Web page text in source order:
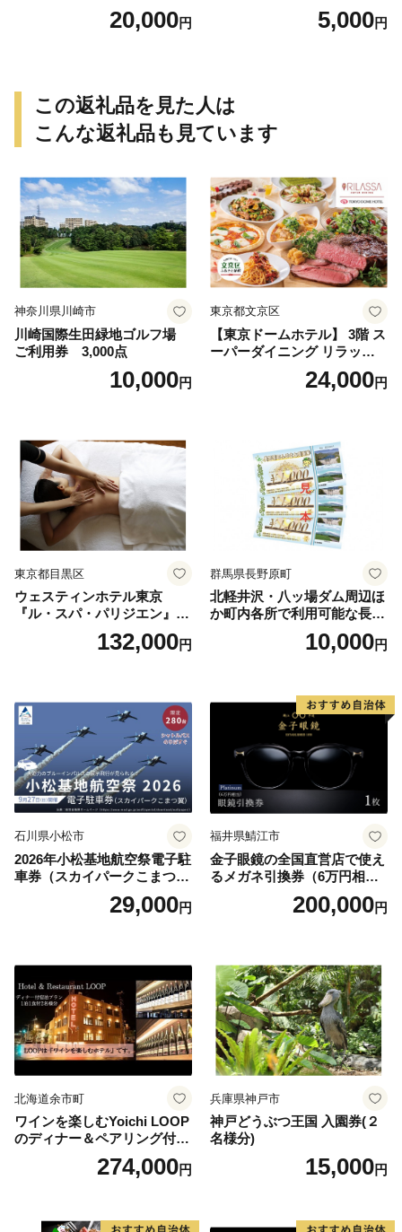
20,000円 5,000円
この返礼品を見た人は
こんな返礼品も見ています
神奈川県川崎市
川崎国際生田緑地ゴルフ場
ご利用券 3,000点
10,000円
東京都文京区
【東京ドームホテル】 3階 ス
ーパーダイニング リラッサ
ランチブッフェ お食事券 大
人1名様分 関東 東京 ご利用
24,000円
東京都目黒区
ウェスティンホテル東京
『ル・スパ・パリジエン』選
べるボディセラピー90分/1名
132,000円
群馬県長野原町
北軽井沢・八ッ場ダム周辺ほ
か町内各所で利用可能な長野
原町ふるさと感謝券（3,000
円分）【トラベル 観光 旅行
10,000円
石川県小松市
2026年小松基地航空祭電子駐
車券（スカイパークこまつ
翼） 駐車場 シャトルバスの
りばすぐ 石川県 小松市
29,000円
福井県鯖江市
金子眼鏡の全国直営店で使え
るメガネ引換券（6万円相
当） Platinum200,000円
北海道余市町
ワインを楽しむYoichi LOOP
のディナー＆ペアリング付宿
泊プラン＜デラックスツイン
274,000円
兵庫県神戸市
神戸どうぶつ王国 入園券(２
名様分)
15,000円